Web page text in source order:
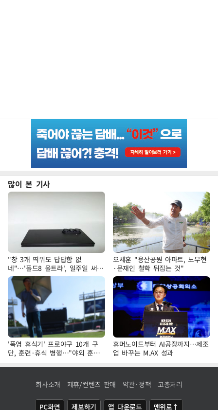
많이 본 기사
"창 3개 띄워도 답답함 없
네"…'폴드8 울트라', 일주일 써보
니
오세훈 "용산공원 아파트, 노무현
·문재인 철학 뒤집는 것"
'폭염 휴식기' 프로야구 10개 구
단, 훈련·휴식 병행…"야외 훈련
해도 안전 최우선"
휴머노이드부터 AI공장까지…제조
업 바꾸는 M.AX 성과
회사소개 제휴/컨텐츠 판매 약관·정책 고충처리
PC화면 제보하기 앱 다운로드 맨위로↑